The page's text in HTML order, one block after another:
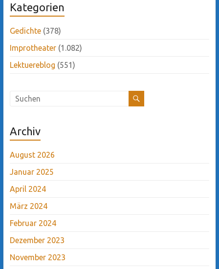
Kategorien
Gedichte(378)
Improtheater(1.082)
Lektuereblog (551)
Archiv
August 2026
Januar 2025
April 2024
März 2024
Februar 2024
Dezember 2023
November 2023